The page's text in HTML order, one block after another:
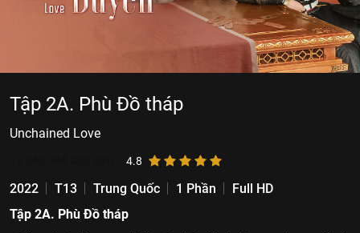
Tập 2A. Phù Đồ tháp
Unchained Love
4.8
2022 T13 Trung Quốc 1 Phần
Full HD
Tập 2A. Phù Đồ tháp